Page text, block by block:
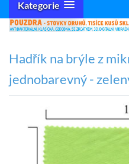
Kategorie
Hadřík na brýle z
jednobarevný -